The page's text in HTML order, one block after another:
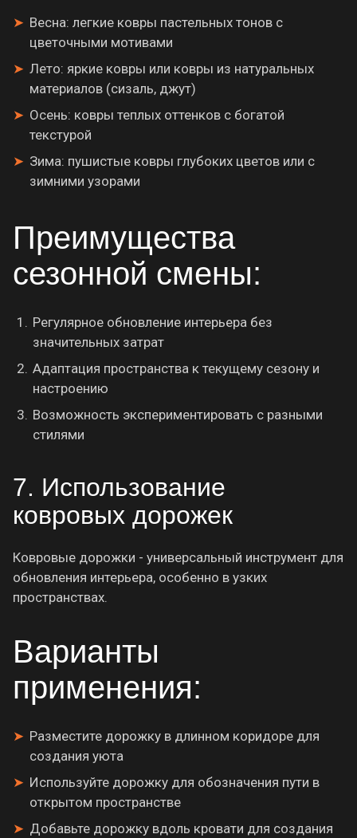
Весна: легкие ковры пастельных тонов с
цветочными мотивами
Лето: яркие ковры или ковры из натуральных
материалов (сизаль, джут)
Осень: ковры теплых оттенков с богатой
текстурой
Зима: пушистые ковры глубоких цветов или с
зимними узорами
Преимущества
сезонной смены:
Регулярное обновление интерьера без
значительных затрат
Адаптация пространства к текущему сезону и
настроению
Возможность экспериментировать с разными
стилями
7. Использование
ковровых дорожек
Ковровые дорожки - универсальный инструмент для
обновления интерьера, особенно в узких
пространствах.
Варианты
применения:
Разместите дорожку в длинном коридоре для
создания уюта
Используйте дорожку для обозначения пути в
открытом пространстве
Добавьте дорожку вдоль кровати для создания